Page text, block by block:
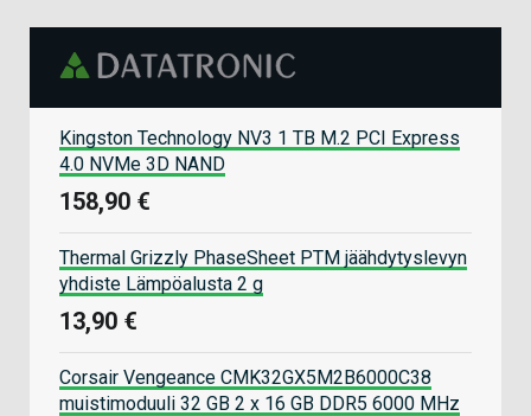
Kingston Technology NV3 1 TB M.2 PCI Express
4.0 NVMe 3D NAND
158,90 €
Thermal Grizzly PhaseSheet PTM jäähdytyslevyn
yhdiste Lämpöalusta 2 g
13,90 €
Corsair Vengeance CMK32GX5M2B6000C38
muistimoduuli 32 GB 2 x 16 GB DDR5 6000 MHz